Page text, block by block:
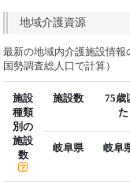
地域介護資源
最新の地域内介護施設情
国勢調査総人口で計算）
施設
種類
別の
施設
数
施設数
75歳
岐阜県
岐阜